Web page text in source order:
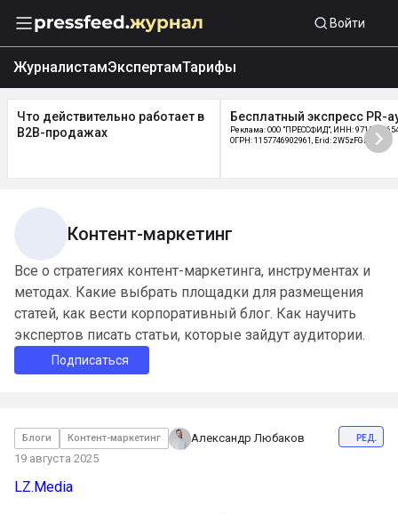
Войти
ЖурналистамЭкспертамТарифы
Что действительно работает в
B2B-продажах
Бесплатный экспресс PR-
Реклама: ООО "ПРЕССФИД", ИНН:
ОГРН: 1157746902961, Erid: 2W5zFGDycPz
Контент-маркетинг
Все о стратегиях контент-маркетинга, инструментах и
методах. Какие выбрать площадки для размещения
статей, как вести корпоративный блог. Как научить
экспертов писать статьи, которые зайдут аудитории.
Подписаться
Блоги Контент-маркетинг
Александр Любаков
19 августа 2025
ред.
LZ.Media